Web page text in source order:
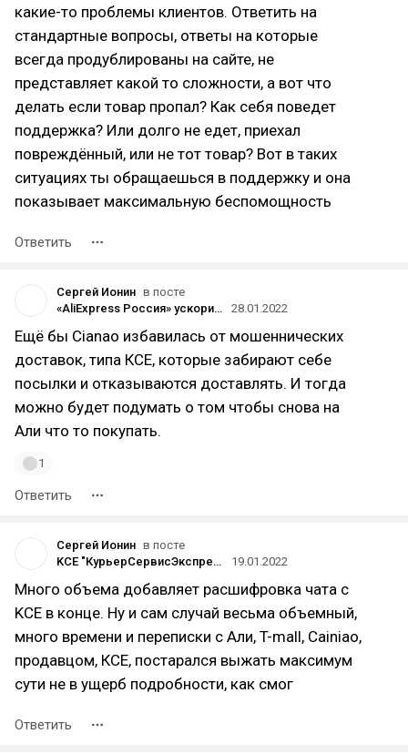
какие-то проблемы клиентов. Ответить на
стандартные вопросы, ответы на которые
всегда продублированы на сайте, не
представляет какой то сложности, а вот что
делать если товар пропал? Как себя поведет
поддержка? Или долго не едет, приехал
повреждённый, или не тот товар? Вот в таких
ситуациях ты обращаешься в поддержку и она
показывает максимальную беспомощность
Ответить
Сергей Ионин в посте
«AliExpress Россия» ускорит доставку посылок из Китая в два раза и сделает все отправления отслеживаемыми
28.01.2022
Ещё бы Cianao избавилась от мошеннических
доставок, типа КСЕ, которые забирают себе
посылки и отказываются доставлять. И тогда
можно будет подумать о том чтобы снова на
Али что то покупать.
1
Ответить
Сергей Ионин в посте
KCE "КурьерСервисЭкспресс" отказалась доставлять заказ забрав его на свой склад и удерживая
19.01.2022
Много объема добавляет расшифровка чата с
KCE в конце. Ну и сам случай весьма объемный,
много времени и переписки с Али, T-mall, Cainiao,
продавцом, КСЕ, постарался выжать максимум
сути не в ущерб подробности, как смог
Ответить